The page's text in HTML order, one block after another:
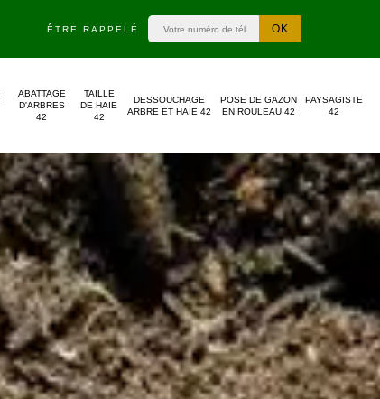
ÊTRE RAPPELÉ
ABATTAGE
D'ARBRES
42
TAILLE
DE HAIE
42
DESSOUCHAGE
ARBRE ET HAIE 42
POSE DE GAZON
EN ROULEAU 42
PAYSAGISTE
42